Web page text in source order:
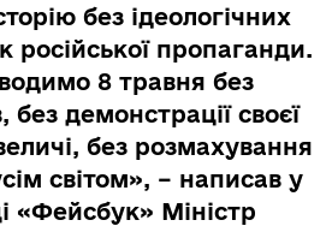
без ідеологічних
російської пропаганди.
8 травня без
без демонстрації своєї
без розмахування
світом», – написав у
«Фейсбук» Міністр